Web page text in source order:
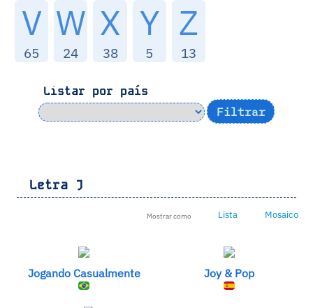
V
65
W
24
X
38
Y
5
Z
13
Listar por país
Letra J
Mostrar como Lista Mosaico
Jogando Casualmente Joy & Pop